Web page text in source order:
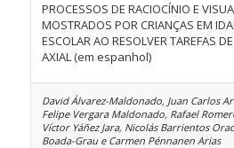
PROCESSOS DE RACIOCÍNIO E
MOSTRADOS POR CRIANÇAS EM
ESCOLAR AO RESOLVER TAREFAS
AXIAL (em espanhol)
David Álvarez-Maldonado, Juan Carlos
Felipe Vergara Maldonado, Rafael
Víctor Yáñez Jara, Nicolás Barrientos
Boada-Grau e Carmen Pénnanen Arias